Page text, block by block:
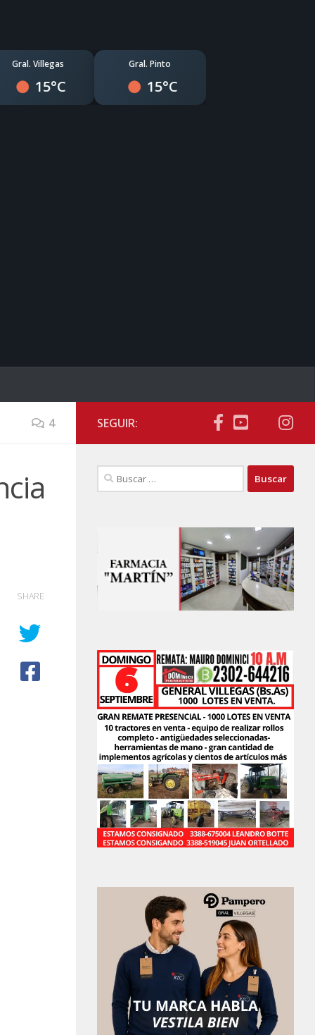
Gral. Villegas
15°C
Gral. Pinto
15°C
4
SHARE
SEGUIR:
Buscar: